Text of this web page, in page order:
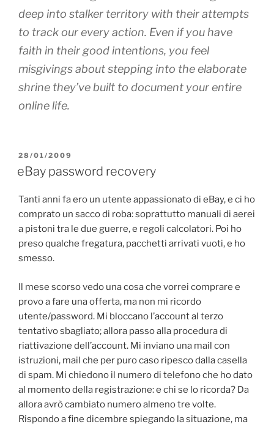
deep into stalker territory with their attempts
to track our every action. Even if you have
faith in their good intentions, you feel
misgivings about stepping into the elaborate
shrine they’ve built to document your entire
online life.
PUBBLICATO
IL
28/01/2009
eBay password recovery
Tanti anni fa ero un utente appassionato di eBay, e ci ho
comprato un sacco di roba: soprattutto manuali di aerei
a pistoni tra le due guerre, e regoli calcolatori. Poi ho
preso qualche fregatura, pacchetti arrivati vuoti, e ho
smesso.
Il mese scorso vedo una cosa che vorrei comprare e
provo a fare una offerta, ma non mi ricordo
utente/password. Mi bloccano l’account al terzo
tentativo sbagliato; allora passo alla procedura di
riattivazione dell’account. Mi inviano una mail con
istruzioni, mail che per puro caso ripesco dalla casella
di spam. Mi chiedono il numero di telefono che ho dato
al momento della registrazione: e chi se lo ricorda? Da
allora avrò cambiato numero almeno tre volte.
Rispondo a fine dicembre spiegando la situazione, ma